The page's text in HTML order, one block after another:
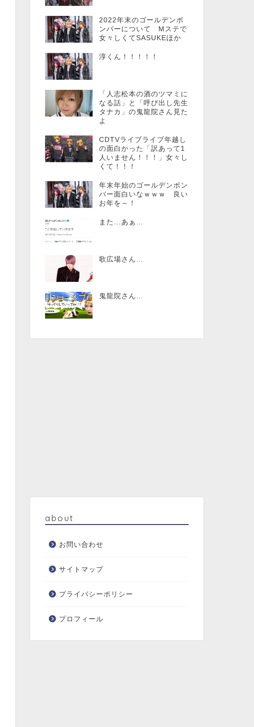
2022年末のゴールデンボ
ンバーについて Mステで
女々しくてSASUKEほか
淳くん！！！！！
「人志松本の酒のツマミに
なる話」と「呼び出し先生
タナカ」の鬼龍院さん見た
よ
CDTVライブライブ年越し
の面白かった「訳あって1
人いません！！！」女々し
くて！！！
年末年始のゴールデンボン
バー面白いなｗｗｗ 良い
お年を～！
また…あぁ…
歌広場さん…
鬼龍院さん…
about
お問い合わせ
サイトマップ
プライバシーポリシー
プロフィール